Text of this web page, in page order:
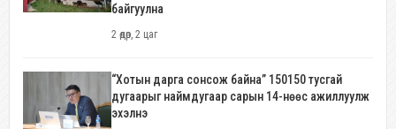
байгуулна
2 өдөр, 2 цаг
“Хотын дарга сонсож байна” 150150 тусгай
дугаарыг наймдугаар сарын 14-нөөс ажиллуулж
эхэлнэ